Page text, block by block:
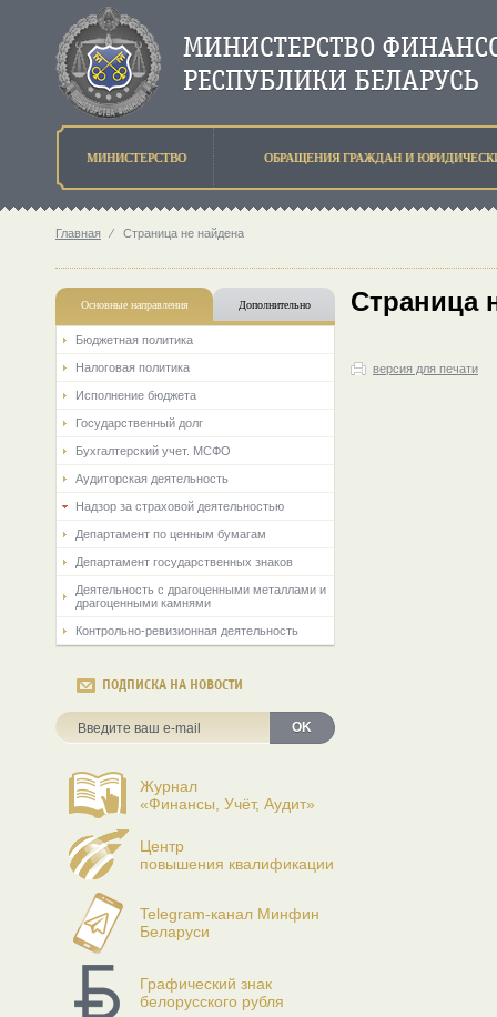
МИНИСТЕРСТВО ОБРАЩЕНИЯ ГРАЖДАН И
Главная ⁄ Страница не найдена
Основные направления Дополнительно
Бюджетная политика
Налоговая политика
Исполнение бюджета
Государственный долг
Бухгалтерский учет. МСФО
Аудиторская деятельность
Надзор за страховой деятельностью
Департамент по ценным бумагам
Департамент государственных знаков
Деятельность с драгоценными металлами и
драгоценными камнями
Контрольно-ревизионная деятельность
ПОДПИСКА НА НОВОСТИ
OK
Журнал
«Финансы, Учёт, Аудит»
Центр
повышения квалификации
Telegram-канал Минфин
Беларуси
Графический знак
белорусского рубля
Страница
версия для печати